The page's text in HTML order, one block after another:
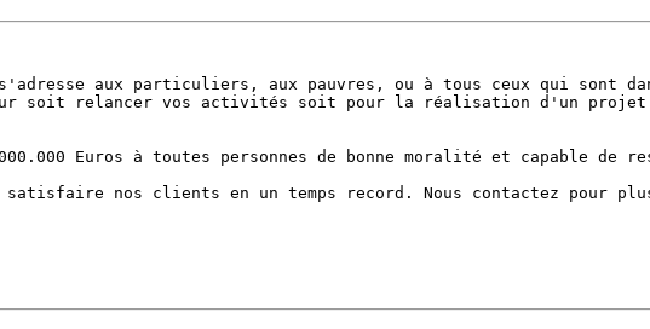
s'adresse aux particuliers, aux pauvres, ou à tous ceux qui
soit relancer vos activités soit pour la réalisation d'un
Euros à toutes personnes de bonne moralité et capable de
nos clients en un temps record. Nous contactez pour